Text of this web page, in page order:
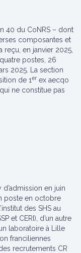
40 du CoNRS – dont
composantes et
en janvier 2025,
postes, 26
2025. La section
de 1er ex aecqo
ne constitue pas
en juin
poste en octobre
des SHS au
et CERI), d’un autre
laboratoire à Lille
franciliennes
recrutements CR